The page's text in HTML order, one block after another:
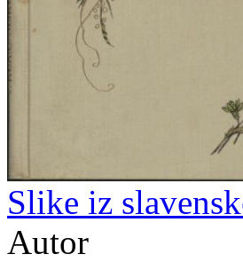
Slike iz
Autor